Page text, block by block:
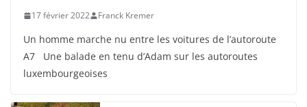
17 février 2022 Franck Kremer
Un homme marche nu entre les voitures de l’autoroute
A7 Une balade en tenu d’Adam sur les autoroutes
luxembourgeoises